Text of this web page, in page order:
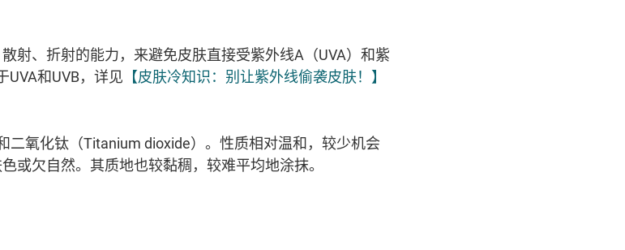
射、折射的能力，来避免皮肤直接受紫外线A（UVA）和紫
UVA和UVB，详见 【皮肤冷知识：别让紫外线偷袭皮肤！】
二氧化钛（Titanium dioxide）。性质相对温和，较少机会
或欠自然。其质地也较黏稠，较难平均地涂抹。